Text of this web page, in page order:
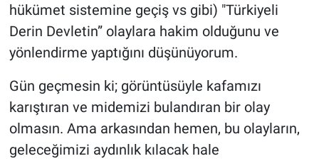
hükümet sistemine geçiş vs gibi) "Türkiyeli
Derin Devletin” olaylara hakim olduğunu ve
yönlendirme yaptığını düşünüyorum.
Gün geçmesin ki; görüntüsüyle kafamızı
karıştıran ve midemizi bulandıran bir olay
olmasın. Ama arkasından hemen, bu olayların,
geleceğimizi aydınlık kılacak hale